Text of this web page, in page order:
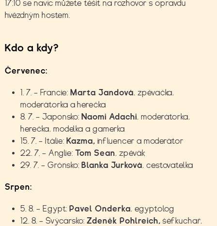
17:10 se navíc můžete těšit na rozhovor s opravdu
hvězdným hostem.
Kdo a kdy?
Červenec:
1. 7. – Francie: Marta Jandová, zpěvačka,
moderátorka a herečka
8. 7. – Japonsko:Naomi Adachi, moderátorka,
herečka, modelka a gamerka
15. 7. – Itálie: Kazma, influencer a moderátor
22. 7. – Anglie:Tom Sean, zpěvák
29. 7. – Grónsko:Blanka Jurková, cestovatelka
Srpen:
5. 8. – Egypt:Pavel Onderka, egyptolog
12. 8. – Švýcarsko:Zdeněk Pohlreich, šéfkuchař,